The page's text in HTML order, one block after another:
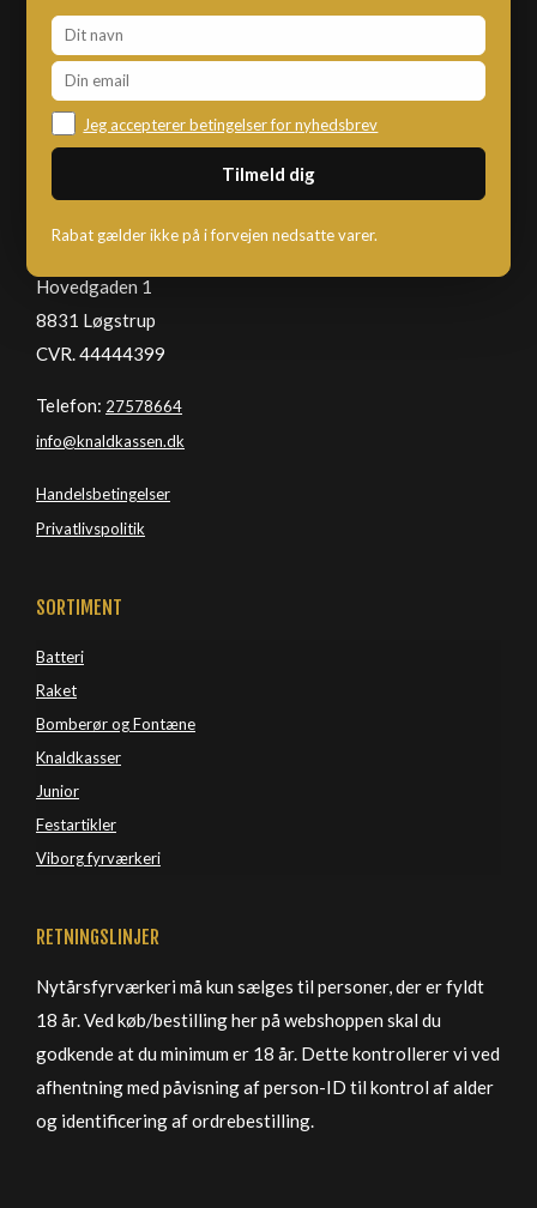
KNALDKASSEN
Hovedgaden 1
8831 Løgstrup
CVR. 44444399
Telefon: 27578664
info@knaldkassen.dk
Handelsbetingelser
Privatlivspolitik
SORTIMENT
Batteri
Raket
Bomberør og Fontæne
Knaldkasser
Junior
Festartikler
Viborg fyrværkeri
RETNINGSLINJER
Nytårsfyrværkeri må kun sælges til personer, der er fyldt
18 år. Ved køb/bestilling her på webshoppen skal du
godkende at du minimum er 18 år. Dette kontrollerer vi ved
afhentning med påvisning af person-ID til kontrol af alder
og identificering af ordrebestilling.
Jeg accepterer betingelser for nyhedsbrev
Rabat gælder ikke på i forvejen nedsatte varer.